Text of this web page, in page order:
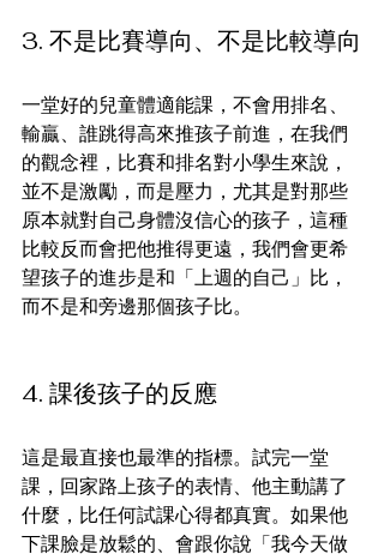
3. 不是比賽導向、不是比較導向
一堂好的兒童體適能課，不會用排名、
輸贏、誰跳得高來推孩子前進，在我們
的觀念裡，比賽和排名對小學生來說，
並不是激勵，而是壓力，尤其是對那些
原本就對自己身體沒信心的孩子，這種
比較反而會把他推得更遠，我們會更希
望孩子的進步是和「上週的自己」比，
而不是和旁邊那個孩子比。
4. 課後孩子的反應
這是最直接也最準的指標。試完一堂
課，回家路上孩子的表情、他主動講了
什麼，比任何試課心得都真實。如果他
下課臉是放鬆的、會跟你說「我今天做